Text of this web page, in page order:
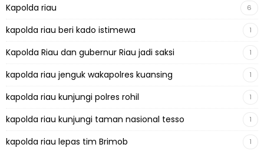
Kapolda riau 6
kapolda riau beri kado istimewa 1
Kapolda Riau dan gubernur Riau jadi saksi 1
kapolda riau jenguk wakapolres kuansing 1
kapolda riau kunjungi polres rohil 1
kapolda riau kunjungi taman nasional tesso 1
kapolda riau lepas tim Brimob 1